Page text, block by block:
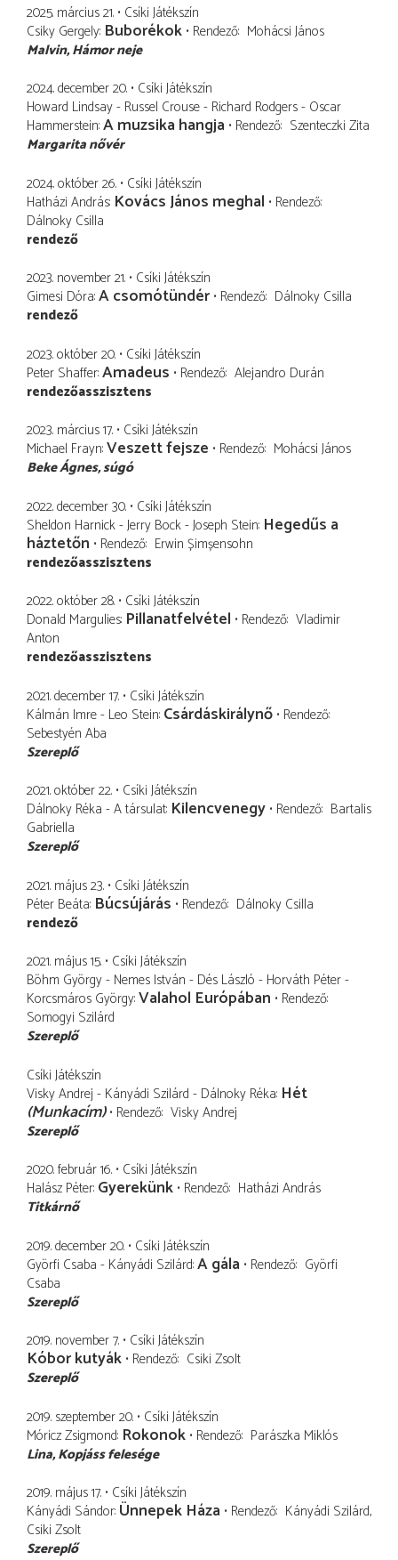
2025. március 21. Csíki Játékszín
Csiky Gergely Buborékok Rendező Mohácsi János
Malvin Hámor neje
2024. december 20. Csíki Játékszín
Howard Lindsay - Russel Crouse - Richard Rodgers - Oscar
Hammerstein A muzsika hangja Rendező Szenteczki Zita
Margarita nővér
2024. október 26. Csíki Játékszín
Hatházi András Kovács János meghal Rendező
Dálnoky Csilla
rendező
2023. november 21. Csíki Játékszín
Gimesi Dóra A csomótündér Rendező Dálnoky Csilla
rendező
2023. október 20. Csíki Játékszín
Peter Shaffer Amadeus Rendező Alejandro Durán
rendezőasszisztens
2023. március 17. Csíki Játékszín
Michael Frayn Veszett fejsze Rendező Mohácsi János
Beke Ágnes súgó
2022. december 30. Csíki Játékszín
Sheldon Harnick - Jerry Bock - Joseph Stein Hegedűs a
háztetőn Rendező Erwin Șimșensohn
rendezőasszisztens
2022. október 28. Csíki Játékszín
Donald Margulies Pillanatfelvétel Rendező Vladimir
Anton
rendezőasszisztens
2021. december 17. Csíki Játékszín
Kálmán Imre - Leo Stein Csárdáskirálynő Rendező
Sebestyén Aba
Szereplő
2021. október 22. Csíki Játékszín
Dálnoky Réka - A társulat Kilencvenegy Rendező Bartalis
Gabriella
Szereplő
2021. május 23. Csíki Játékszín
Péter Beáta Búcsújárás Rendező Dálnoky Csilla
rendező
2021. május 15. Csíki Játékszín
Böhm György - Nemes István - Dés László - Horváth Péter -
Korcsmáros György Valahol Európában Rendező
Somogyi Szilárd
Szereplő
Csíki Játékszín
Visky Andrej - Kányádi Szilárd - Dálnoky Réka Hét
(Munkacím) Rendező Visky Andrej
Szereplő
2020. február 16. Csíki Játékszín
Halász Péter Gyerekünk Rendező Hatházi András
Titkárnő
2019. december 20. Csíki Játékszín
Györfi Csaba - Kányádi Szilárd A gála Rendező Györfi
Csaba
Szereplő
2019. november 7. Csíki Játékszín
Kóbor kutyák Rendező Csiki Zsolt
Szereplő
2019. szeptember 20. Csíki Játékszín
Móricz Zsigmond Rokonok Rendező Parászka Miklós
Lina Kopjáss felesége
2019. május 17. Csíki Játékszín
Kányádi Sándor Ünnepek Háza Rendező Kányádi Szilárd
Csiki Zsolt
Szereplő